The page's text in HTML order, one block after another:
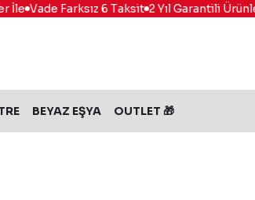
Vade Farksız 6 Taksit 2 Yıl Garantili Ürünler
BEYAZ EŞYA OUTLET 🎁